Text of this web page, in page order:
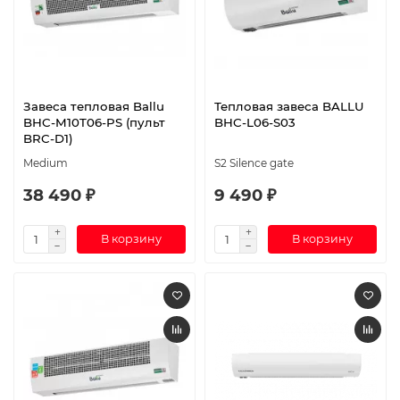
Завеса тепловая Ballu
BHC-M10T06-PS (пульт
BRC-D1)
Medium
38 490 ₽
В корзину
Тепловая завеса BALLU
BHC-L06-S03
S2 Silence gate
9 490 ₽
В корзину